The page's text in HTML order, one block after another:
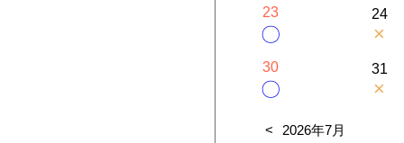
23
〇
24
×
30
〇
31
×
2026年7月